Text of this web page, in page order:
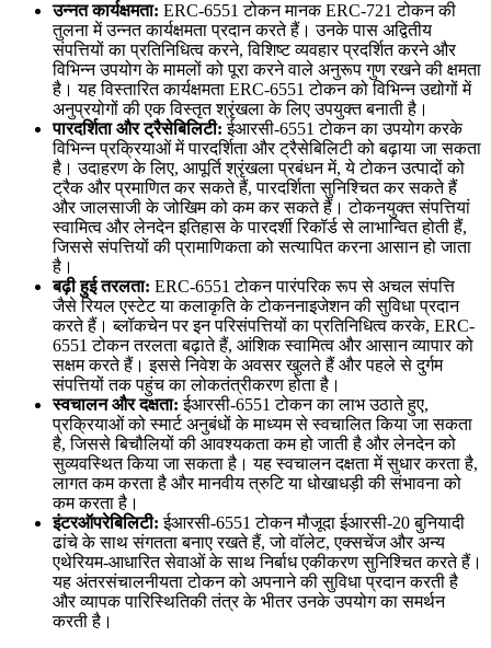
उन्नत कार्यक्षमता: ERC-6551 टोकन मानक ERC-721 टोकन की
तुलना में उन्नत कार्यक्षमता प्रदान करते हैं। उनके पास अद्वितीय
संपत्तियों का प्रतिनिधित्व करने, विशिष्ट व्यवहार प्रदर्शित करने और
विभिन्न उपयोग के मामलों को पूरा करने वाले अनुरूप गुण रखने की क्षमता
है। यह विस्तारित कार्यक्षमता ERC-6551 टोकन को विभिन्न उद्योगों में
अनुप्रयोगों की एक विस्तृत श्रृंखला के लिए उपयुक्त बनाती है।
पारदर्शिता और ट्रैसेबिलिटी: ईआरसी-6551 टोकन का उपयोग करके
विभिन्न प्रक्रियाओं में पारदर्शिता और ट्रैसेबिलिटी को बढ़ाया जा सकता
है। उदाहरण के लिए, आपूर्ति श्रृंखला प्रबंधन में, ये टोकन उत्पादों को
ट्रैक और प्रमाणित कर सकते हैं, पारदर्शिता सुनिश्चित कर सकते हैं
और जालसाजी के जोखिम को कम कर सकते हैं। टोकनयुक्त संपत्तियां
स्वामित्व और लेनदेन इतिहास के पारदर्शी रिकॉर्ड से लाभान्वित होती हैं,
जिससे संपत्तियों की प्रामाणिकता को सत्यापित करना आसान हो जाता
है।
बढ़ी हुई तरलता: ERC-6551 टोकन पारंपरिक रूप से अचल संपत्ति
जैसे रियल एस्टेट या कलाकृति के टोकननाइजेशन की सुविधा प्रदान
करते हैं। ब्लॉकचेन पर इन परिसंपत्तियों का प्रतिनिधित्व करके, ERC-
6551 टोकन तरलता बढ़ाते हैं, आंशिक स्वामित्व और आसान व्यापार को
सक्षम करते हैं। इससे निवेश के अवसर खुलते हैं और पहले से दुर्गम
संपत्तियों तक पहुंच का लोकतंत्रीकरण होता है।
स्वचालन और दक्षता: ईआरसी-6551 टोकन का लाभ उठाते हुए,
प्रक्रियाओं को स्मार्ट अनुबंधों के माध्यम से स्वचालित किया जा सकता
है, जिससे बिचौलियों की आवश्यकता कम हो जाती है और लेनदेन को
सुव्यवस्थित किया जा सकता है। यह स्वचालन दक्षता में सुधार करता है,
लागत कम करता है और मानवीय त्रुटि या धोखाधड़ी की संभावना को
कम करता है।
इंटरऑपरेबिलिटी: ईआरसी-6551 टोकन मौजूदा ईआरसी-20 बुनियादी
ढांचे के साथ संगतता बनाए रखते हैं, जो वॉलेट, एक्सचेंज और अन्य
एथेरियम-आधारित सेवाओं के साथ निर्बाध एकीकरण सुनिश्चित करते हैं।
यह अंतरसंचालनीयता टोकन को अपनाने की सुविधा प्रदान करती है
और व्यापक पारिस्थितिकी तंत्र के भीतर उनके उपयोग का समर्थन
करती है।